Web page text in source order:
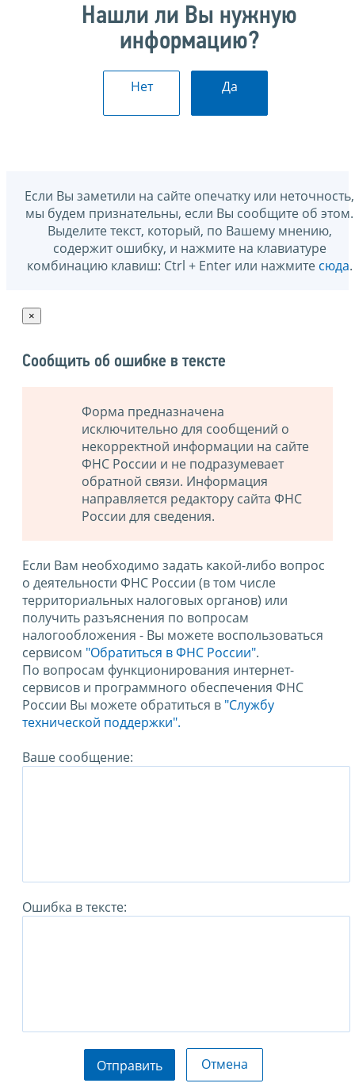
Нашли ли Вы нужную
информацию?
Нет Да
Если Вы заметили на сайте опечатку или неточность,
мы будем признательны, если Вы сообщите об этом.
Выделите текст, который, по Вашему мнению,
содержит ошибку, и нажмите на клавиатуре
комбинацию клавиш: Ctrl + Enter или нажмите сюда.
×
Сообщить об ошибке в тексте
Форма предназначена
исключительно для сообщений о
некорректной информации на сайте
ФНС России и не подразумевает
обратной связи. Информация
направляется редактору сайта ФНС
России для сведения.
Если Вам необходимо задать какой-либо вопрос
о деятельности ФНС России (в том числе
территориальных налоговых органов) или
получить разъяснения по вопросам
налогообложения - Вы можете воспользоваться
сервисом "Обратиться в ФНС России".
По вопросам функционирования интернет-
сервисов и программного обеспечения ФНС
России Вы можете обратиться в "Службу
технической поддержки".
Ваше сообщение:
Ошибка в тексте:
Отправить Отмена